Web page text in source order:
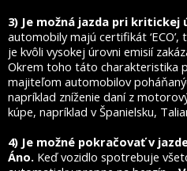
3) Je možná jazda pri kritickej
automobily majú certifikát
je kvôli vysokej úrovni emisií
Okrem toho táto charakteristika
majiteľom automobilov
napríklad zníženie daní z
kúpe, napríklad v Španielsku,
4) Je možné pokračovať v
Áno. Keď vozidlo spotrebuje